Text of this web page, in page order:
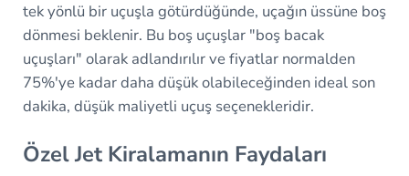
tek yönlü bir uçuşla götürdüğünde, uçağın üssüne boş
dönmesi beklenir. Bu boş uçuşlar "boş bacak
uçuşları" olarak adlandırılır ve fiyatlar normalden
75%'ye kadar daha düşük olabileceğinden ideal son
dakika, düşük maliyetli uçuş seçenekleridir.
Özel Jet Kiralamanın Faydaları